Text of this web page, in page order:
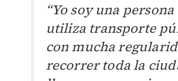
“Yo soy una
utiliza transporte
con mucha
recorrer toda la